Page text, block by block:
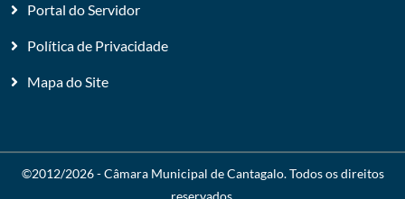
Portal do Servidor
Política de Privacidade
Mapa do Site
©2012/2026 -Câmara Municipal de Cantagalo. Todos os direitos
reservados.